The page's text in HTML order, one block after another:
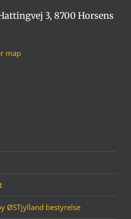
3, 8700 Horsens
ØSTjylland bestyrelse